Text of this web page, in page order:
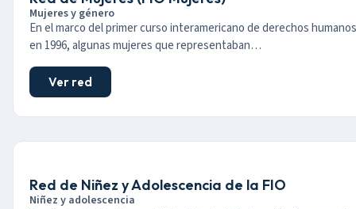
Mujeres y género
En el marco del primer curso interamericano de derechos
en 1996, algunas mujeres que representaban…
Ver red
Red de Niñez y Adolescencia de la FIO
Niñez y adolescencia